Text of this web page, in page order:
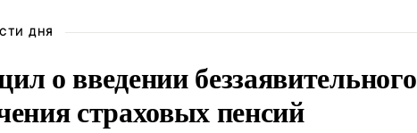
ДНЯ
о введении беззаявительного
страховых пенсий